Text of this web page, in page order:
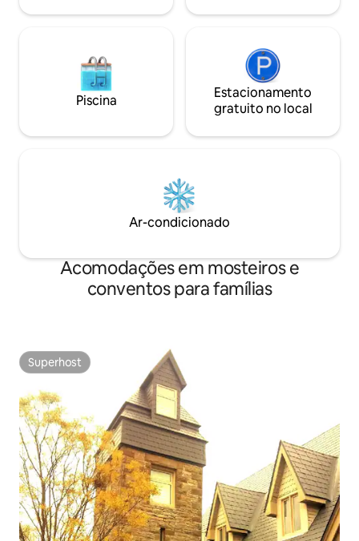
Piscina
Estacionamento
gratuito no local
Ar-condicionado
Acomodações em mosteiros e
conventos para famílias
Superhost
Superhost